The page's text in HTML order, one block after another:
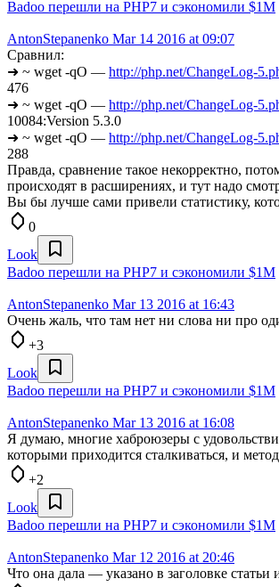
Badoo перешли на PHP7 и сэкономили $1M
AntonStepanenko Mar 14 2016 at 09:07
Сравнил:
➜ ~ wget -qO — http://php.net/ChangeLog-
476
➜ ~ wget -qO — http://php.net/ChangeLog-
10084:Version 5.3.0
➜ ~ wget -qO — http://php.net/ChangeLog-
288
Правда, сравнение такое некорректно,
происходят в расширениях, и тут надо
Вы бы лучше сами привели статистику,
0
Look
Badoo перешли на PHP7 и сэкономили $1M
AntonStepanenko Mar 13 2016 at 16:43
Очень жаль, что там нет ни слова ни про
+3
Look
Badoo перешли на PHP7 и сэкономили $1M
AntonStepanenko Mar 13 2016 at 16:08
Я думаю, многие хаброюзеры с
которыми приходится сталкиваться, и
+2
Look
Badoo перешли на PHP7 и сэкономили $1M
AntonStepanenko Mar 12 2016 at 20:46
Что она дала — указано в заголовке